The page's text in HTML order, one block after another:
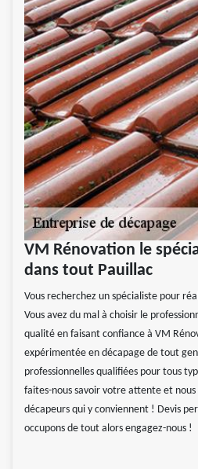
VM Rénovation le
dans tout Pauillac
Vous recherchez un spécialiste pour
Vous avez du mal à choisir le
qualité en faisant confiance à VM
expérimentée en décapage de tout
professionnelles qualifiées pour tous
faites-nous savoir votre attente et
décapeurs qui y conviennent ! Devis
occupons de tout alors engagez-nous !